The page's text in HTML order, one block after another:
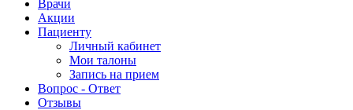
Врачи
Акции
Пациенту
Личный кабинет
Мои талоны
Запись на прием
Вопрос - Ответ
Отзывы